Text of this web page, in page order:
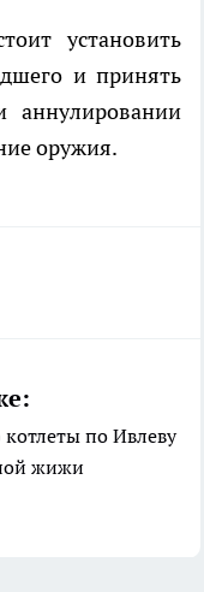
установить
и принять
оружия.
по Ивлеву
жижи